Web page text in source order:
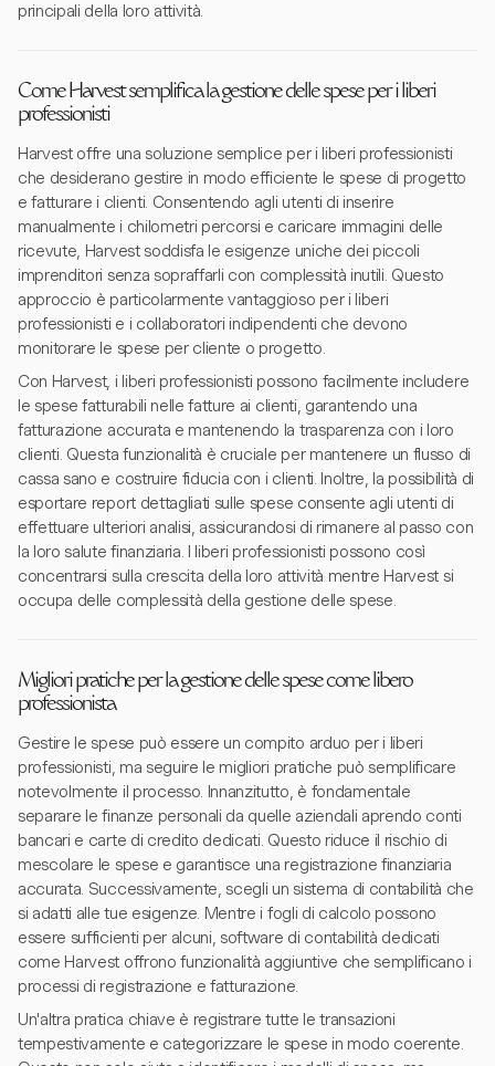
principali della loro attività.
Come Harvest semplifica la gestione delle spese per i liberi
professionisti
Harvest offre una soluzione semplice per i liberi professionisti
che desiderano gestire in modo efficiente le spese di progetto
e fatturare i clienti. Consentendo agli utenti di inserire
manualmente i chilometri percorsi e caricare immagini delle
ricevute, Harvest soddisfa le esigenze uniche dei piccoli
imprenditori senza sopraffarli con complessità inutili. Questo
approccio è particolarmente vantaggioso per i liberi
professionisti e i collaboratori indipendenti che devono
monitorare le spese per cliente o progetto.
Con Harvest, i liberi professionisti possono facilmente includere
le spese fatturabili nelle fatture ai clienti, garantendo una
fatturazione accurata e mantenendo la trasparenza con i loro
clienti. Questa funzionalità è cruciale per mantenere un flusso di
cassa sano e costruire fiducia con i clienti. Inoltre, la possibilità di
esportare report dettagliati sulle spese consente agli utenti di
effettuare ulteriori analisi, assicurandosi di rimanere al passo con
la loro salute finanziaria. I liberi professionisti possono così
concentrarsi sulla crescita della loro attività mentre Harvest si
occupa delle complessità della gestione delle spese.
Migliori pratiche per la gestione delle spese come libero
professionista
Gestire le spese può essere un compito arduo per i liberi
professionisti, ma seguire le migliori pratiche può semplificare
notevolmente il processo. Innanzitutto, è fondamentale
separare le finanze personali da quelle aziendali aprendo conti
bancari e carte di credito dedicati. Questo riduce il rischio di
mescolare le spese e garantisce una registrazione finanziaria
accurata. Successivamente, scegli un sistema di contabilità che
si adatti alle tue esigenze. Mentre i fogli di calcolo possono
essere sufficienti per alcuni, software di contabilità dedicati
come Harvest offrono funzionalità aggiuntive che semplificano i
processi di registrazione e fatturazione.
Un'altra pratica chiave è registrare tutte le transazioni
tempestivamente e categorizzare le spese in modo coerente.